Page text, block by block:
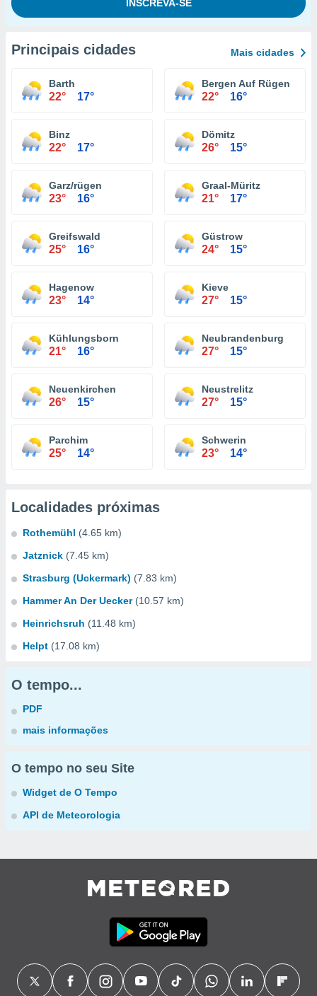
Principais cidades Mais cidades
Barth
22° 17°
Bergen Auf Rügen
22° 16°
Binz
22° 17°
Dömitz
26° 15°
Garz/rügen
23° 16°
Graal-Müritz
21° 17°
Greifswald
25° 16°
Güstrow
24° 15°
Hagenow
23° 14°
Kieve
27° 15°
Kühlungsborn
21° 16°
Neubrandenburg
27° 15°
Neuenkirchen
26° 15°
Neustrelitz
27° 15°
Parchim
25° 14°
Schwerin
23° 14°
Localidades próximas
Rothemühl (4.65 km)
Jatznick (7.45 km)
Strasburg (Uckermark) (7.83 km)
Hammer An Der Uecker (10.57 km)
Heinrichsruh (11.48 km)
Helpt (17.08 km)
O tempo...
PDF
mais informações
O tempo no seu Site
Widget de O Tempo
API de Meteorologia